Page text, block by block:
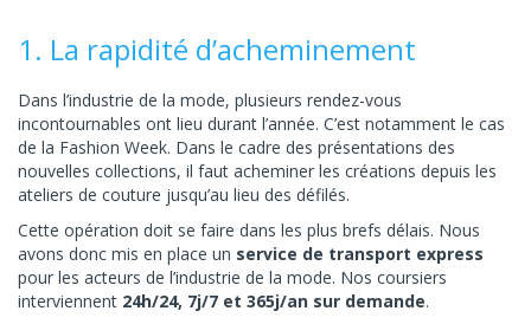
1. La rapidité d’acheminement
Dans l’industrie de la mode, plusieurs rendez-vous
incontournables ont lieu durant l’année. C’est notamment le cas
de la Fashion Week. Dans le cadre des présentations des
nouvelles collections, il faut acheminer les créations depuis les
ateliers de couture jusqu’au lieu des défilés.
Cette opération doit se faire dans les plus brefs délais. Nous
avons donc mis en place un service de transport express
pour les acteurs de l’industrie de la mode. Nos coursiers
interviennent 24h/24, 7j/7 et 365j/an sur demande.